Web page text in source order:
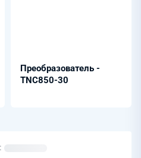
Преобразователь -
TNC850-30